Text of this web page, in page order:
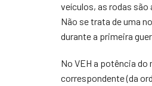
veículos, as rodas são
Não se trata de uma
durante a primeira
No VEH a potência
correspondente (da